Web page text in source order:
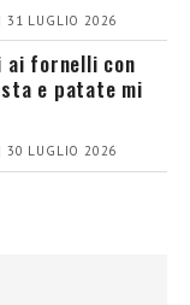
31 LUGLIO 2026
ai fornelli con
e patate mi
30 LUGLIO 2026